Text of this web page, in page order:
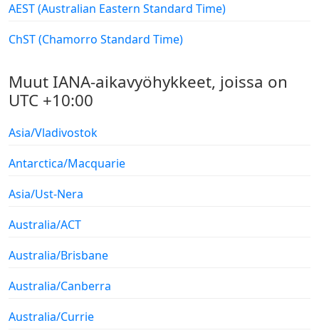
AEST (Australian Eastern Standard Time)
ChST (Chamorro Standard Time)
Muut IANA-aikavyöhykkeet, joissa on
UTC +10:00
Asia/Vladivostok
Antarctica/Macquarie
Asia/Ust-Nera
Australia/ACT
Australia/Brisbane
Australia/Canberra
Australia/Currie